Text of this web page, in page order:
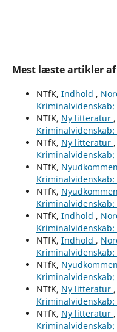
Mest læste artikler
NTfK, Indhold ,
NTfK, Ny litteratur ,
Kriminalvidenskab:
NTfK, Ny litteratur ,
Kriminalvidenskab:
NTfK,
Kriminalvidenskab:
NTfK,
Kriminalvidenskab:
NTfK, Indhold ,
Kriminalvidenskab:
NTfK, Indhold ,
Kriminalvidenskab:
NTfK,
Kriminalvidenskab:
NTfK, Ny litteratur ,
Kriminalvidenskab:
NTfK, Ny litteratur ,
Kriminalvidenskab: